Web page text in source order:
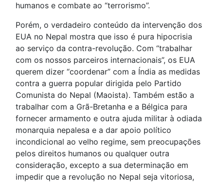
humanos e combate ao “terrorismo”.
Porém, o verdadeiro conteúdo da intervenção dos
EUA no Nepal mostra que isso é pura hipocrisia
ao serviço da contra-revolução. Com “trabalhar
com os nossos parceiros internacionais”, os EUA
querem dizer “coordenar” com a Índia as medidas
contra a guerra popular dirigida pelo Partido
Comunista do Nepal (Maoista). Também estão a
trabalhar com a Grã-Bretanha e a Bélgica para
fornecer armamento e outra ajuda militar à odiada
monarquia nepalesa e a dar apoio político
incondicional ao velho regime, sem preocupações
pelos direitos humanos ou qualquer outra
consideração, excepto a sua determinação em
impedir que a revolução no Nepal seja vitoriosa,